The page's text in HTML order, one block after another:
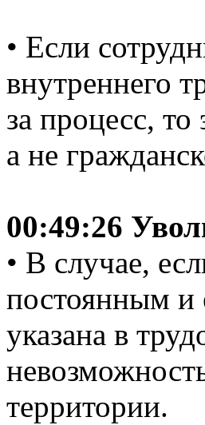
• Если
внутреннего
за процесс,
а не
00:49:26
• В случае,
постоянным и
указана в
территории.